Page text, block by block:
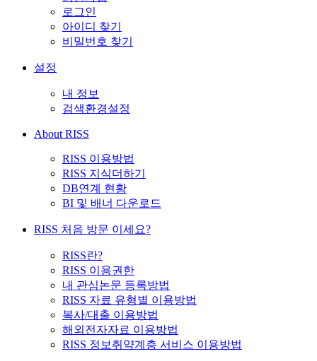
로그인
아이디 찾기
비밀번호 찾기
설정
내 정보
검색환경설정
About RISS
RISS 이용방법
RISS 지식더하기
DB연계 현황
BI 및 배너 다운로드
RISS 처음 방문 이세요?
RISS란?
RISS 이용권한
내 관심논문 등록방법
RISS 자료 유형별 이용방법
복사/대출 이용방법
해외전자자료 이용방법
RISS 정보취약계층 서비스 이용방법